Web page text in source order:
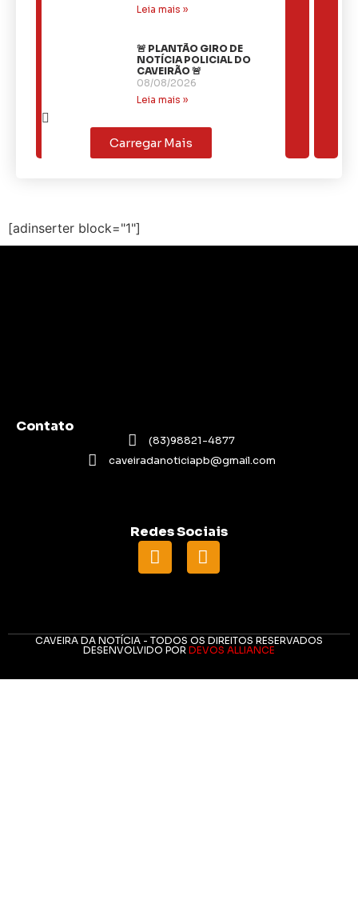
Leia mais »
🚨 PLANTÃO GIRO DE
NOTÍCIA POLICIAL DO
CAVEIRÃO 🚨
08/08/2026
Leia mais »
Carregar Mais
[adinserter block="1"]
Contato
(83)98821-4877
caveiradanoticiapb@gmail.com
Redes Sociais
CAVEIRA DA NOTÍCIA - TODOS OS DIREITOS RESERVADOS
DESENVOLVIDO POR DEVOS ALLIANCE